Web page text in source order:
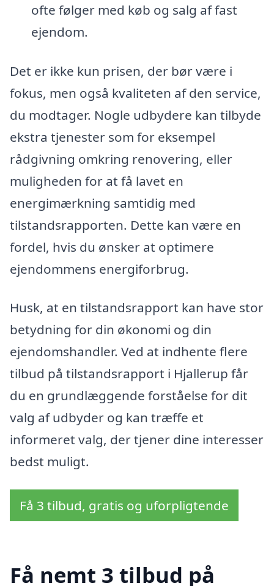
ofte følger med køb og salg af fast
ejendom.
Det er ikke kun prisen, der bør være i
fokus, men også kvaliteten af den service,
du modtager. Nogle udbydere kan tilbyde
ekstra tjenester som for eksempel
rådgivning omkring renovering, eller
muligheden for at få lavet en
energimærkning samtidig med
tilstandsrapporten. Dette kan være en
fordel, hvis du ønsker at optimere
ejendommens energiforbrug.
Husk, at en tilstandsrapport kan have stor
betydning for din økonomi og din
ejendomshandler. Ved at indhente flere
tilbud på tilstandsrapport i Hjallerup får
du en grundlæggende forståelse for dit
valg af udbyder og kan træffe et
informeret valg, der tjener dine interesser
bedst muligt.
Få 3 tilbud, gratis og uforpligtende
Få nemt 3 tilbud på